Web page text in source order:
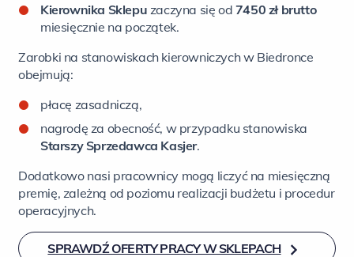
Kierownika Sklepu zaczyna się od 7450 zł brutto
miesięcznie na początek.
Zarobki na stanowiskach kierowniczych w Biedronce
obejmują:
płacę zasadniczą,
nagrodę za obecność, w przypadku stanowiska
Starszy Sprzedawca Kasjer.
Dodatkowo nasi pracownicy mogą liczyć na miesięczną
premię, zależną od poziomu realizacji budżetu i procedur
operacyjnych.
SPRAWDŹ OFERTY PRACY W SKLEPACH